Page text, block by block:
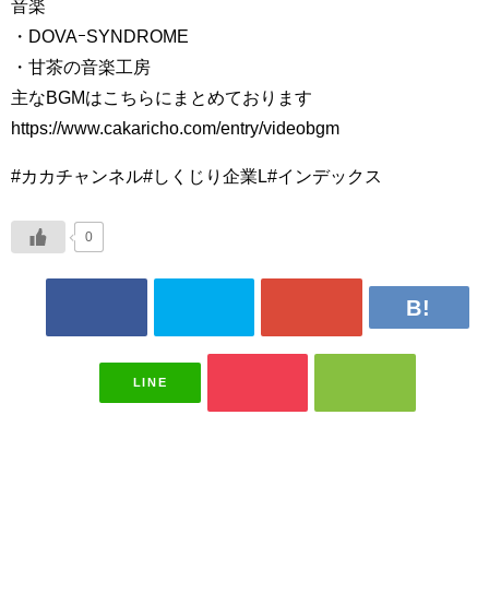
音楽
・DOVAｰSYNDROME
・甘茶の音楽工房
主なBGMはこちらにまとめております
https://www.cakaricho.com/entry/videobgm​
#カカチャンネル​#しくじり企業L#インデックス
0
LINE